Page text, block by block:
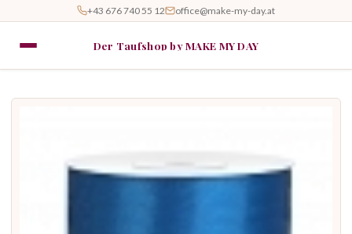
+43 676 740 55 12 office@make-my-day.at
Der Taufshop by MAKE MY DAY